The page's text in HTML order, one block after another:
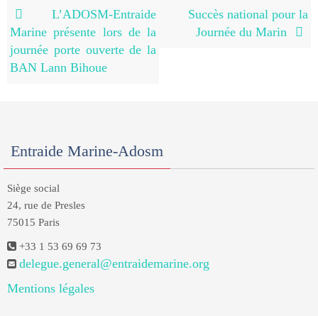
L’ADOSM-Entraide
Marine présente lors de la
journée porte ouverte de la
BAN Lann Bihoue
Succès national pour la
Journée du Marin
Entraide Marine-Adosm
Siège social
24, rue de Presles
75015 Paris
+33 1 53 69 69 73
delegue.general@entraidemarine.org
Mentions légales